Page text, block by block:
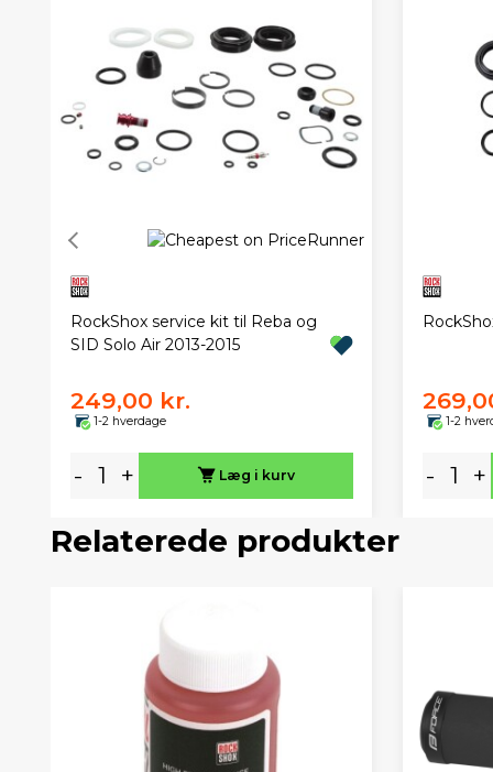
RockShox service kit til Reba og
SID Solo Air 2013-2015
249,00 kr.
1-2 hverdage
- + Læg i kurv
1-2
- +
Relaterede produkter